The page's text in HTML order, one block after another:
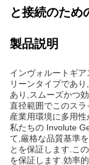
と接続のため
製品説明
インヴォルートギ
リーンタイプであ
あり,スムーズかつ
直径範囲でこのス
産業用環境に多用
私たちの Involute
て,厳格な品質基準
とを保証します.こ
を保証します.効率